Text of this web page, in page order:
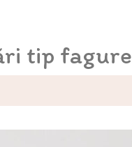
tip fagure